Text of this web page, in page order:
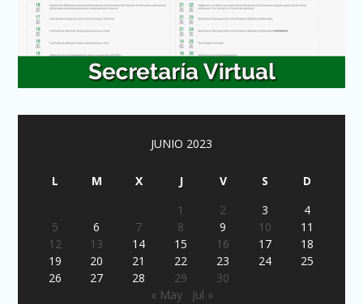
JUNIO 2023
L M X J V S
D
1
2 3
4
5
6 7 8 9 10
11
12
13 14 15 16 17
18
19
20 21 22 23 24
25
26
27 28 29
30
« May
Jul »